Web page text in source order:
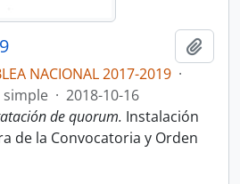
NACIONAL 2017-2019 ·
· 2018-10-16
de quorum. Instalación
de la Convocatoria y Orden